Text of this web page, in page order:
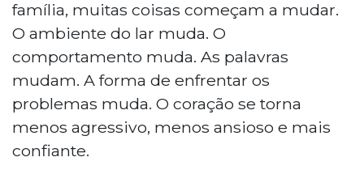
família, muitas coisas começam a mudar.
O ambiente do lar muda. O
comportamento muda. As palavras
mudam. A forma de enfrentar os
problemas muda. O coração se torna
menos agressivo, menos ansioso e mais
confiante.